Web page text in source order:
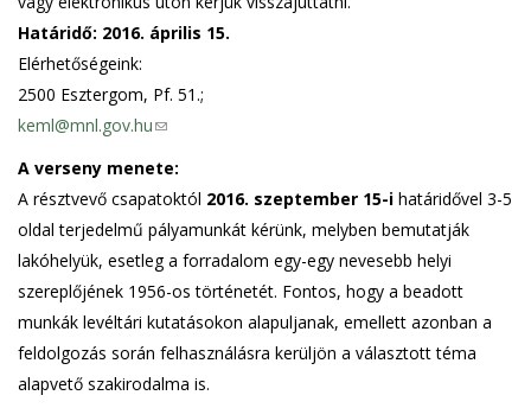
Határidő: 2016. április 15.
Elérhetőségeink:
2500 Esztergom, Pf. 51.;
keml@mnl.gov.hu(
s
d
A verseny menete:
A résztvevő csapatoktól 2016. szeptember 15-i határidővel 3-5
oldal terjedelmű pályamunkát kérünk, melyben bemutatják
lakóhelyük, esetleg a forradalom egy-egy nevesebb helyi
szereplőjének 1956-os történetét. Fontos, hogy a beadott
munkák levéltári kutatásokon alapuljanak, emellett azonban a
feldolgozás során felhasználásra kerüljön a választott téma
alapvető szakirodalma is.